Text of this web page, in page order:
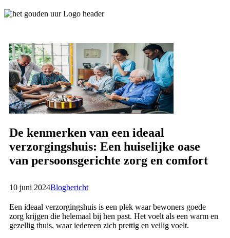
De kenmerken van een ideaal
verzorgingshuis: Een huiselijke oase
van persoonsgerichte zorg en comfort
10 juni 2024Blogbericht
Een ideaal verzorgingshuis is een plek waar bewoners goede
zorg krijgen die helemaal bij hen past. Het voelt als een warm en
gezellig thuis, waar iedereen zich prettig en veilig voelt.